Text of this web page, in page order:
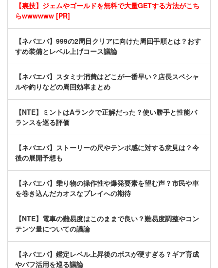
【裏技】ジェムやゴールドを無料で大量GETする方法がこち
らwwwwww [PR]
【ネバエバ】999の2周目クリアに向けた周回手順とは？おす
すめ装備とレベル上げコース議論
【ネバエバ】スタミナ消費はどこが一番早い？店長スペシャ
ルや釣りなどの周回効率まとめ
【NTE】ミントはAランクで正解だった？使い勝手と性能バ
ランスを巡る評価
【ネバエバ】ストーリーの尺やテンポ感に対する意見は？今
後の展開予想も
【ネバエバ】乗り物の操作性や爆発要素を望む声？市民や車
を巻き込んだカオスなプレイへの期待
【NTE】電車の難易度はこのままで良い？難易度調整やコン
テンツ量についての議論
【ネバエバ】鑑定レベル上昇後のボスが硬すぎる？ギア育成
やバフ活用を巡る議論